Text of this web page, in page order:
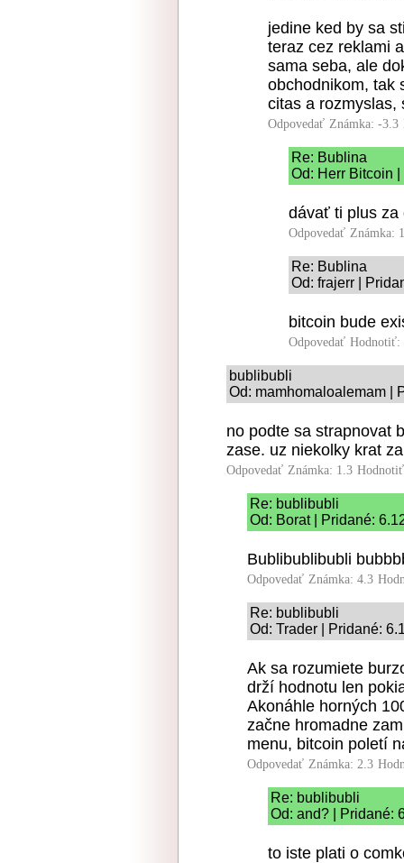
jedine ked by sa
teraz cez reklami
sama seba, ale
obchodnikom, tak
citas a rozmyslas,
Odpovedať Známka: -3.3
Re: Bublina
Od: Herr Bitcoin
dávať ti plus za
Odpovedať Známka:
Re: Bublina
Od: frajerr |
bitcoin bude
Odpovedať Hodnotiť:
bublibubli
Od: mamhomaloalemam |
no podte sa strapnovat
zase. uz niekolky krat
Odpovedať Známka: 1.3
Re: bublibubli
Od: Borat | Pridané:
Bublibublibubli
Odpovedať Známka: 4.3
Re: bublibubli
Od: Trader | Pridané:
Ak sa rozumiete
drží hodnotu len
Akonáhle horných
začne hromadne
menu, bitcoin poletí
Odpovedať Známka: 2.3
Re: bublibubli
Od: and? | Pridané:
to iste plati o